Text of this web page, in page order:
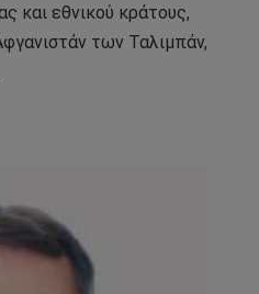
και εθνικού κράτους,
των Ταλιμπάν,